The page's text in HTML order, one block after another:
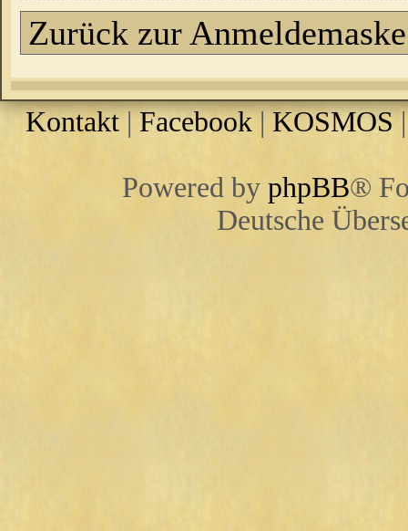
Zurück zur Anmeldemaske
Kontakt|Facebook|KOSMOS
Powered by phpBB®
Deutsche